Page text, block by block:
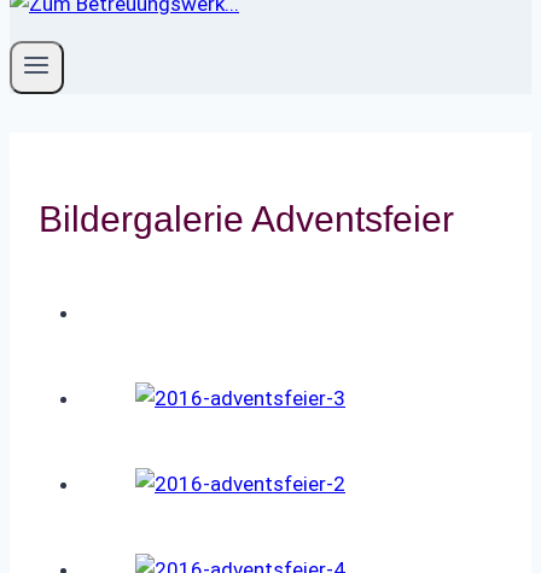
Bildergalerie Adventsfeier